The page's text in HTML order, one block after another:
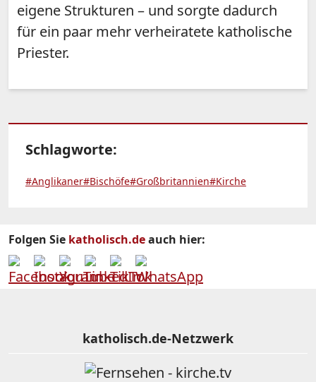
eigene Strukturen – und sorgte dadurch
für ein paar mehr verheiratete katholische
Priester.
Schlagworte:
#Anglikaner#Bischöfe#Großbritannien#Kirche
Folgen Sie katholisch.deauch hier:
katholisch.de-Netzwerk